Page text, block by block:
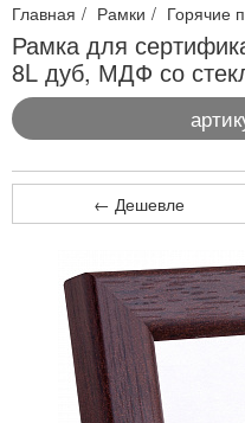
Главная Рамки Горячие
Рамка для
8L дуб, МДФ со
← Дешевле